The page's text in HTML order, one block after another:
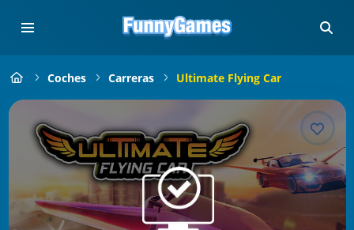
Coches Carreras Ultimate Flying Car